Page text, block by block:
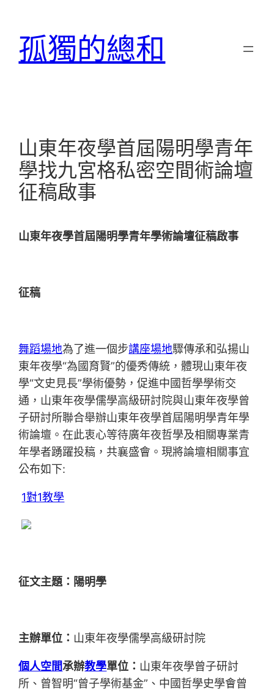
孤獨的總和
山東年夜學首屆陽明學青年
學找九宮格私密空間術論壇
征稿啟事
山東年夜學首屆陽明學青年學術論壇征稿啟事
征稿
舞蹈場地為了進一個步講座場地驟傳承和弘揚山
東年夜學“為國育賢”的優秀傳統，體現山東年夜
學“文史見長”學術優勢，促進中國哲學學術交
通，山東年夜學儒學高級研討院與山東年夜學曾
子研討所聯合舉辦山東年夜學首屆陽明學青年學
術論壇。在此衷心等待廣年夜哲學及相關專業青
年學者踴躍投稿，共襄盛會。現將論壇相關事宜
公布如下:
1對1教學
征文主題：陽明學
主辦單位： 山東年夜學儒學高級研討院
個人空間承辦教學單位： 山東年夜學曾子研討
所、曾智明“曾子學術基金”、中國哲學史學會曾